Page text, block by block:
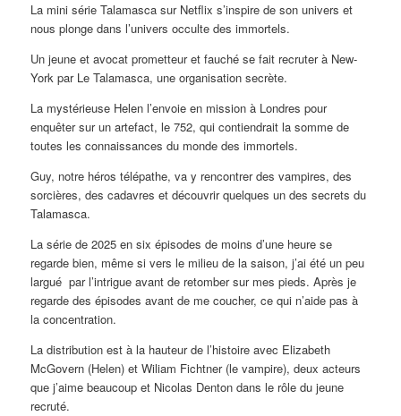
La mini série Talamasca sur Netflix s’inspire de son univers et
nous plonge dans l’univers occulte des immortels.
Un jeune et avocat prometteur et fauché se fait recruter à New-
York par Le Talamasca, une organisation secrète.
La mystérieuse Helen l’envoie en mission à Londres pour
enquêter sur un artefact, le 752, qui contiendrait la somme de
toutes les connaissances du monde des immortels.
Guy, notre héros télépathe, va y rencontrer des vampires, des
sorcières, des cadavres et découvrir quelques un des secrets du
Talamasca.
La série de 2025 en six épisodes de moins d’une heure se
regarde bien, même si vers le milieu de la saison, j’ai été un peu
largué par l’intrigue avant de retomber sur mes pieds. Après je
regarde des épisodes avant de me coucher, ce qui n’aide pas à
la concentration.
La distribution est à la hauteur de l’histoire avec Elizabeth
McGovern (Helen) et Wiliam Fichtner (le vampire), deux acteurs
que j’aime beaucoup et Nicolas Denton dans le rôle du jeune
recruté.